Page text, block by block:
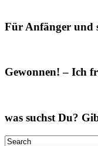
Für Anfänger und
Gewonnen! – Ich
was suchst Du?